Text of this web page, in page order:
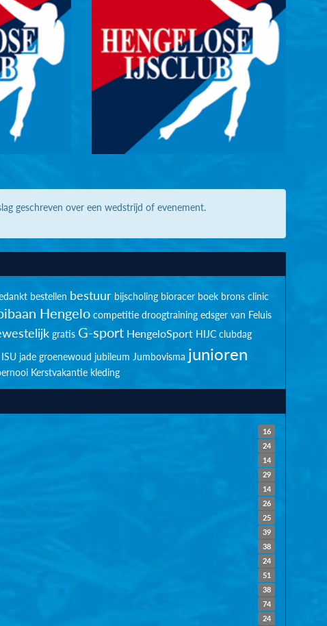
geschreven over een wedstrijd of evenement.
bestellen bestuur bijscholing bioracer boek brons clinic
Hengelo competitie droogtraining edsger van Feluis
gratis G-sport HengeloSport HIJC clubdag
ISU jade groenewoud jubileum Jumbovisma junioren
Kerstvakantie kleding
16
24
14
29
14
26
25
39
38
24
51
38
74
24